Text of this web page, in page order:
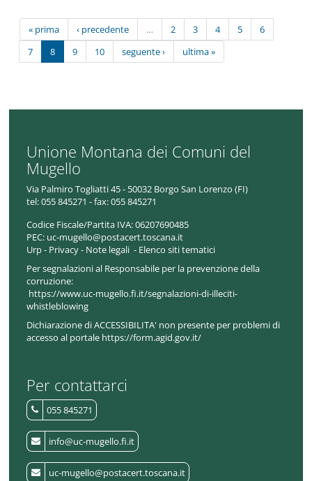
« prima ‹ precedente … 2 3 4 5
6
7
8 9 10 seguente › ultima »
Unione Montana dei Comuni del
Mugello
Via Palmiro Togliatti 45 - 50032 Borgo San Lorenzo (FI)
tel:055 845271 - fax: 055 845271
Codice Fiscale/Partita IVA:06207690485
PEC: uc-mugello@postacert.toscana.it
Urp- Privacy- Note legali - Elenco siti tematici
Per segnalazioni al Responsabile per la prevenzione della
corruzione:
https://www.uc-mugello.fi.it/segnalazioni-di-illeciti-
whistleblowing
Dichiarazione di ACCESSIBILITA' non presente per problemi di
accesso al portale https://form.agid.gov.it/
Per contattarci
055 845271
info@uc-mugello.fi.it
uc-mugello@postacert.toscana.it